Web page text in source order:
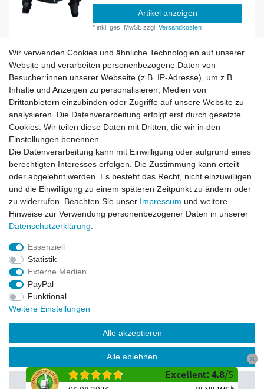
Artikel anzeigen
*inkl. ges. MwSt. zzgl.Versandkosten
Rechtliches
Widerrufsrecht
Datenschutzerklärung
Service
Kontakt
Datenschutzerklärung
FAQ / Ratgeber
Kinderquad
E-Bikes / Pedelecs
Dirt Bike & Pocketbike
Quad & ATV
Kinderbuggy | Gokart
© Copyright 2026 | Alle Rechte vorbehalten.
Excellent: 4.8/5
Wir verwenden Cookies und ähnliche Technologien auf unserer
Website und verarbeiten personenbezogene Daten von
Besucher:innen unserer Webseite (z.B. IP-Adresse), um z.B.
Inhalte und Anzeigen zu personalisieren, Medien von
Drittanbietern einzubinden oder Zugriffe auf unsere Website zu
analysieren. Die Datenverarbeitung erfolgt erst durch gesetzte
Cookies. Wir teilen diese Daten mit Dritten, die wir in den
Einstellungen benennen.
Die Datenverarbeitung kann mit Einwilligung oder aufgrund eines
berechtigten Interesses erfolgen. Die Zustimmung kann erteilt
oder abgelehnt werden. Es besteht das Recht, nicht einzuwilligen
und die Einwilligung zu einem späteren Zeitpunkt zu ändern oder
zu widerrufen. Beachten Sie unser Impressum und weitere
Hinweise zur Verwendung personenbezogener Daten in unserer
Daten­schutz­erklärung
Essenziell
Statistik
Externe Medien
PayPal
Funktional
Weitere Einstellungen
Alle akzeptieren
Alle ablehnen
Auswahl akzeptieren